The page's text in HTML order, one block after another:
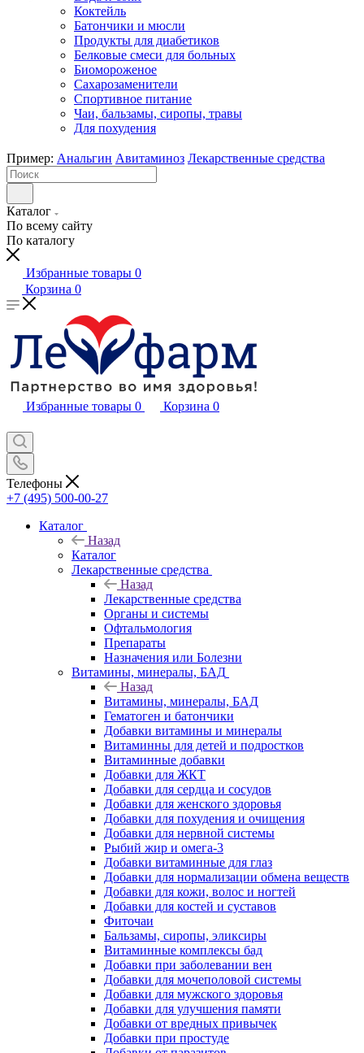
Коктейль
Батончики и мюсли
Продукты для диабетиков
Белковые смеси для больных
Биомороженое
Сахарозаменители
Спортивное питание
Чаи, бальзамы, сиропы, травы
Для похудения
Пример: Анальгин Авитаминоз Лекарственные средства
Каталог
По всему сайту
По каталогу
Избранные товары 0
Корзина 0
Избранные товары 0 Корзина 0
Телефоны
+7 (495) 500-00-27
Каталог
Назад
Каталог
Лекарственные средства
Назад
Лекарственные средства
Органы и системы
Офтальмология
Препараты
Назначения или Болезни
Витамины, минералы, БАД
Назад
Витамины, минералы, БАД
Гематоген и батончики
Добавки витамины и минералы
Витаминны для детей и подростков
Витаминные добавки
Добавки для ЖКТ
Добавки для сердца и сосудов
Добавки для женского здоровья
Добавки для похудения и очищения
Добавки для нервной системы
Рыбий жир и омега-3
Добавки витаминные для глаз
Добавки для нормализации обмена веществ
Добавки для кожи, волос и ногтей
Добавки для костей и суставов
Фиточаи
Бальзамы, сиропы, эликсиры
Витаминные комплексы бад
Добавки при заболевании вен
Добавки для мочеполовой системы
Добавки для мужского здоровья
Добавки для улучшения памяти
Добавки от вредных привычек
Добавки при простуде